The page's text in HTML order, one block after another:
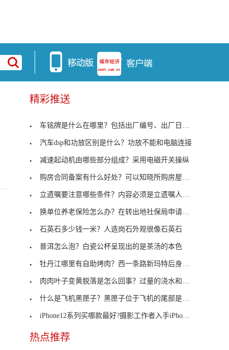
精彩推送
车铭牌是什么在哪里？包括出厂编号、出厂日期及厂名
汽车dsp和功放区别是什么？功放不能和电脑连接
减速起动机由哪些部分组成？采用电磁开关操纵
购房合同备案有什么好处？可以知晓所购房屋手续是否
立遗嘱要注意哪些条件？内容必须是立遗嘱人的真实意
换单位养老保险怎么办？在转出地社保局申请开具凭证
石英石多少钱一米？人造岗石外观很像石英石
普洱怎么泡？白瓷公杯呈现出的是茶汤的本色
牡丹江哪里有自助烤肉？西一条路新玛特后身高丽雅烤
肉肉叶子变黄脱落是怎么回事？过量的浇水和施肥
什么是飞机黑匣子？黑匣子位于飞机的尾部是什么原理
iPhone12系列买哪款最好?摄影工作者入手iPhone 12 Pro Max
热点推荐